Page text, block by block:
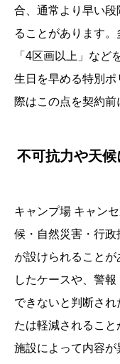
合、通常より早い
ることがあります。
「4区画以上」など
生日を早める特別
際はこの点を契約前
不可抗力や天
キャンプ場 キャン
候・自然災害・行
が設けられること
したケースや、警
できないと判断さ
たは軽減されるこ
施設によって内容